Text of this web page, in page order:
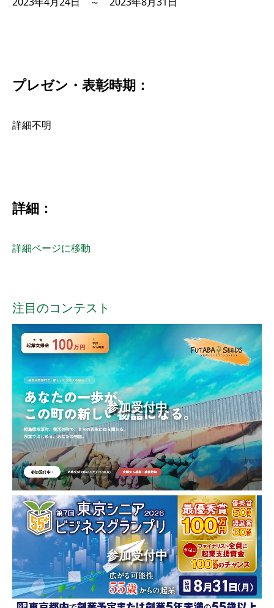
プレゼン・表彰時期：
詳細不明
詳細：
詳細ページに移動
注目のコンテスト
参加受付中
参加受付中